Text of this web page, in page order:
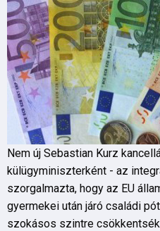
Nem új Sebastian Kurz
külügyminiszterként - az
szorgalmazta, hogy az EU
gyermekei után járó családi
szokásos szintre